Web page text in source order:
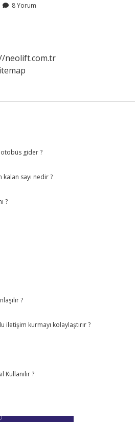
8 Yorum
neolift.com.tr
gider ?
kalan sayı nedir ?
?
?
iletişim kurmayı kolaylaştırır ?
Kullanılır ?